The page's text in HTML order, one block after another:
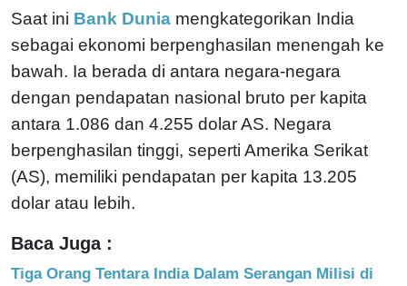
Saat ini Bank Dunia mengkategorikan India
sebagai ekonomi berpenghasilan menengah ke
bawah. Ia berada di antara negara-negara
dengan pendapatan nasional bruto per kapita
antara 1.086 dan 4.255 dolar AS. Negara
berpenghasilan tinggi, seperti Amerika Serikat
(AS), memiliki pendapatan per kapita 13.205
dolar atau lebih.
Baca Juga :
Tiga Orang Tentara India Dalam Serangan Milisi di